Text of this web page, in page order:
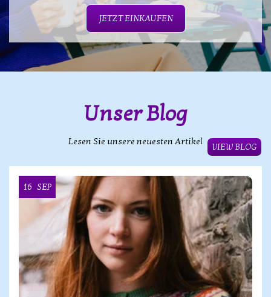
JETZT EINKAUFEN
Unser Blog
Lesen Sie unsere neuesten Artikel
VIEW BLOG
16 SEP